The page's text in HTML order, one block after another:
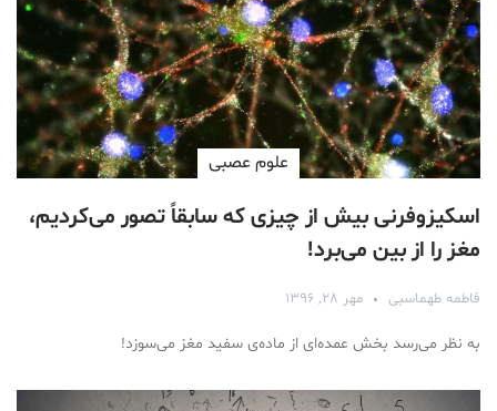
علوم عصبی
اسکیزوفرنی بیش از چیزی که سابقاً تصور می‌کردیم،
مغز را از بین می‌برد!
فاطمه طهماسبی مهر ۲۸, ۱۳۹۶
به نظر می‌رسد بخش عمده‌ای از ماده‌ی سفید مغز می‌سوزد!